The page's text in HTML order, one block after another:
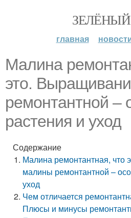
главная
Малина
это.
ремонтантной –
растения и уход
Содержание
Малина ремонтантная, что
малины ремонтантной –
уход
Чем отличается
Плюсы и минусы